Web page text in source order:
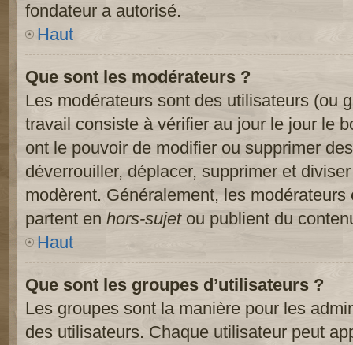
fondateur a autorisé.
Haut
Que sont les modérateurs ?
Les modérateurs sont des utilisateurs (ou
travail consiste à vérifier au jour le jour le
ont le pouvoir de modifier ou supprimer
déverrouiller, déplacer, supprimer et
modèrent. Généralement, les
partent en hors-sujetou publient du
Haut
Que sont les groupes d’utilisateurs ?
Les groupes sont la manière pour les
des utilisateurs. Chaque utilisateur peut